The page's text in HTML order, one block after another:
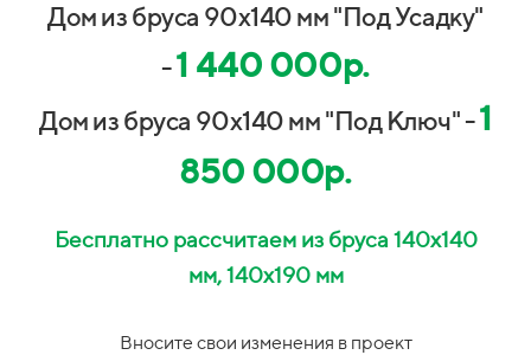
Дом из бруса 90х140 мм "Под Усадку"
-1 440 000р.
Дом из бруса 90х140 мм "Под Ключ" -1
850 000р.
Бесплатно рассчитаем из бруса 140х140
мм, 140х190 мм
Вносите свои изменения в проект